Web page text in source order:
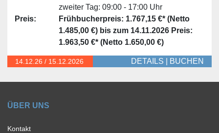
zweiter Tag: 09:00 - 17:00 Uhr
Preis:
Frühbucherpreis: 1.767,15 €* (Netto
1.485,00 €) bis zum 14.11.2026 Preis:
1.963,50 €* (Netto 1.650,00 €)
14.12. 26 / 15.12.2026 DETAILS BUCHEN
ÜBER UNS
Kontakt